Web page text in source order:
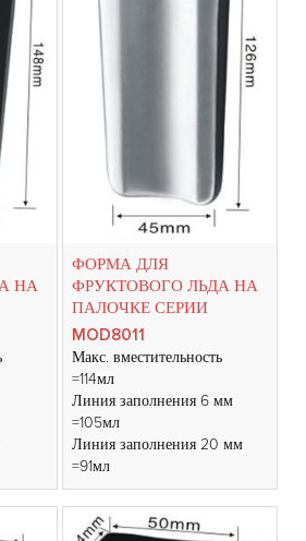
НА
ФОРМА ДЛЯ
ФРУКТОВОГО ЛЬДА НА
ПАЛОЧКЕ СЕРИИ
MOD8011
Макс. вместительность
=114мл
Линия заполнения 6 мм
=105мл
Линия заполнения 20 мм
=91мл